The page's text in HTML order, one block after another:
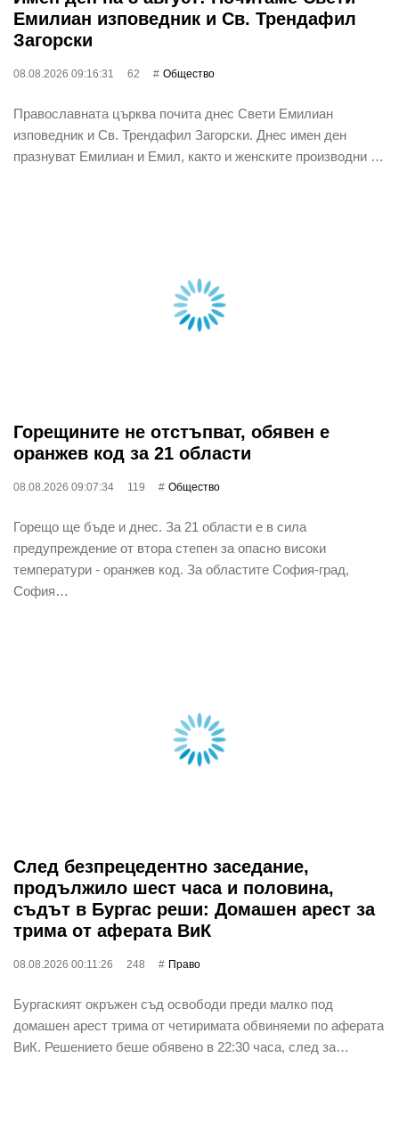
Емилиан изповедник и Св. Трендафил
Загорски
08.08.2026 09:16:31 62 Общество
Православната църква почита днес Свети Емилиан
изповедник и Св. Трендафил Загорски. Днес имен ден
празнуват Емилиан и Емил, както и женските производни …
Горещините не отстъпват, обявен е
оранжев код за 21 области
08.08.2026 09:07:34 119 Общество
Горещо ще бъде и днес. За 21 области е в сила
предупреждение от втора степен за опасно високи
температури - оранжев код. За областите София-град,
София…
След безпрецедентно заседание,
продължило шест часа и половина,
съдът в Бургас реши: Домашен арест за
трима от аферата ВиК
08.08.2026 00:11:26 248 Право
Бургаският окръжен съд освободи преди малко под
домашен арест трима от четиримата обвиняеми по аферата
ВиК. Решението беше обявено в 22:30 часа, след за…